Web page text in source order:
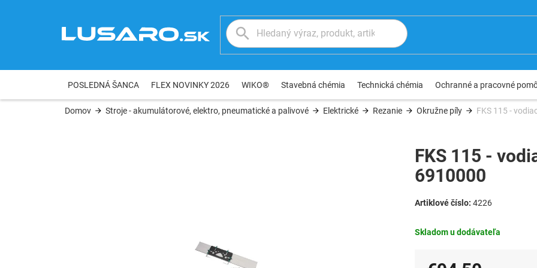
POSLEDNÁ ŠANCA FLEX NOVINKY 2026 WIKO® Stavebná chémia Technická chémia Ochranné a pracovné
Domov Stroje - akumulátorové, elektro, pneumatické a palivové Elektrické Rezanie Okružne píly FKS 115 -
Skladom u dodávateľa
FKS 115 -
6910000
4226